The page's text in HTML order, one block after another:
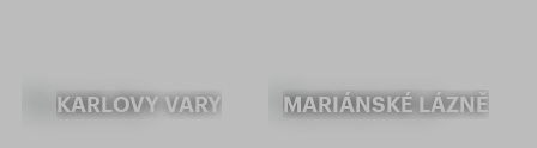
KARLOVY VARY MARIÁNSKÉ LÁZNĚ